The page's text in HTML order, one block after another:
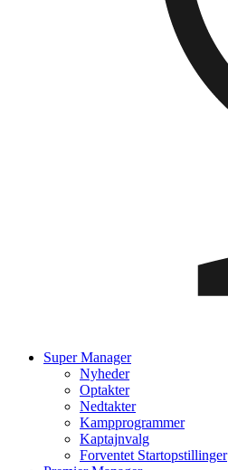
Super Manager
Nyheder
Optakter
Nedtakter
Kampprogrammer
Kaptajnvalg
Forventet Startopstillinger